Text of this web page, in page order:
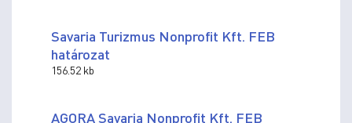
Savaria Turizmus Nonprofit Kft. FEB
határozat
156.52 kb
AGORA Savaria Nonprofit Kft. FEB